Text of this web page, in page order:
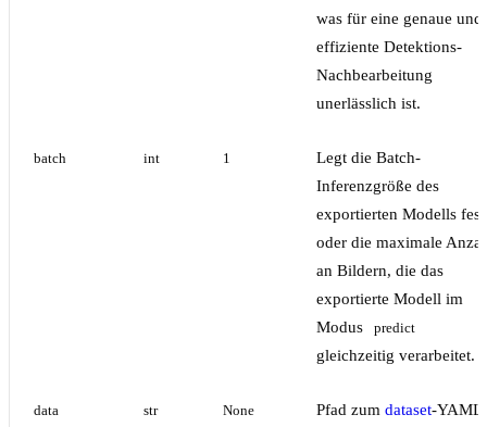
was für eine genaue und
effiziente Detektions-
Nachbearbeitung
unerlässlich ist.
batch int 1
Legt die Batch-
Inferenzgröße des
exportierten Modells fest
oder die maximale
an Bildern, die das
exportierte Modell im
Modus
predict
gleichzeitig verarbeitet.
data str None Pfad zum dataset-YAML,